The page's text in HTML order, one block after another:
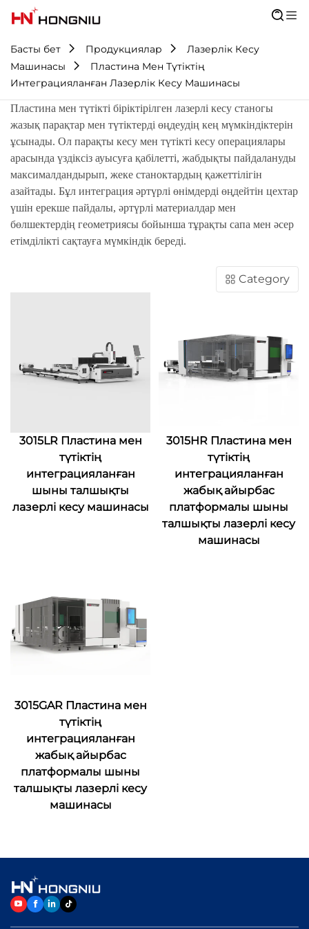
Басты бет Продукциялар
Лазерлік Кесу
Машинасы
Пластина Мен Түтіктің
Интеграцияланған Лазерлік Кесу Машинасы
Пластина мен түтікті біріктірілген лазерлі кесу станогы
жазық парақтар мен түтіктерді өңдеудің кең мүмкіндіктерін
ұсынады. Ол парақты кесу мен түтікті кесу операциялары
арасында үздіксіз ауысуға қабілетті, жабдықты пайдалануды
максималдандырып, жеке станоктардың қажеттілігін
азайтады. Бұл интеграция әртүрлі өнімдерді өңдейтін цехтар
үшін ерекше пайдалы, әртүрлі материалдар мен
бөлшектердің геометриясы бойынша тұрақты сапа мен әсер
етімділікті сақтауға мүмкіндік береді.
Category
3015LR Пластина мен
түтіктің
интеграцияланған
шыны талшықты
лазерлі кесу машинасы
3015HR Пластина мен
түтіктің
интеграцияланған
жабық айырбас
платформалы шыны
талшықты лазерлі кесу
машинасы
3015GAR Пластина мен
түтіктің
интеграцияланған
жабық айырбас
платформалы шыны
талшықты лазерлі кесу
машинасы